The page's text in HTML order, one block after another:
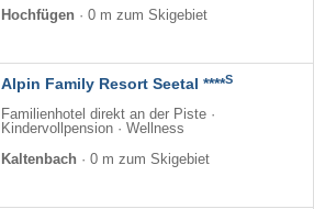
Hochfügen · 0 m zum Skigebiet
Alpin Family Resort Seetal ****S
Familienhotel direkt an der Piste ·
Kindervollpension · Wellness
Kaltenbach · 0 m zum Skigebiet